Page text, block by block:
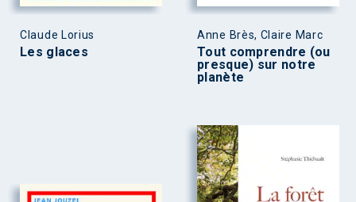
Claude Lorius
Les glaces
Anne Brès, Claire Marc
Tout comprendre (ou
presque) sur notre
planète